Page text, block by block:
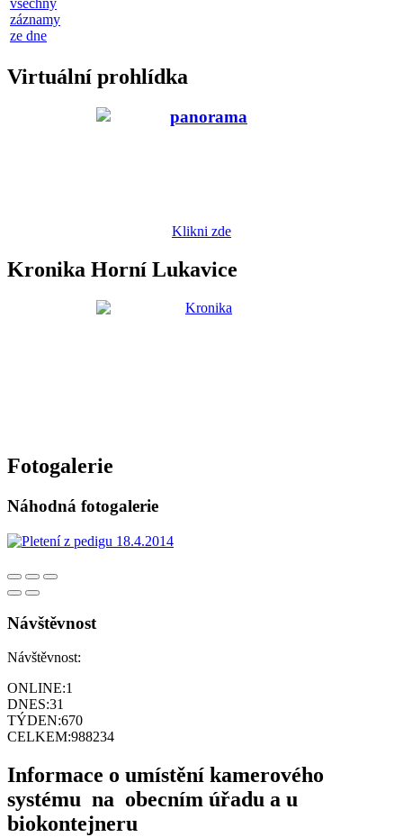
všechny
záznamy
ze dne
Virtuální prohlídka
Klikni zde
Kronika Horní Lukavice
Fotogalerie
Náhodná fotogalerie
Návštěvnost
Návštěvnost:
ONLINE:1
DNES:31
TÝDEN:670
CELKEM:988234
Informace o umístění kamerového
systému na obecním úřadu a u
biokontejneru